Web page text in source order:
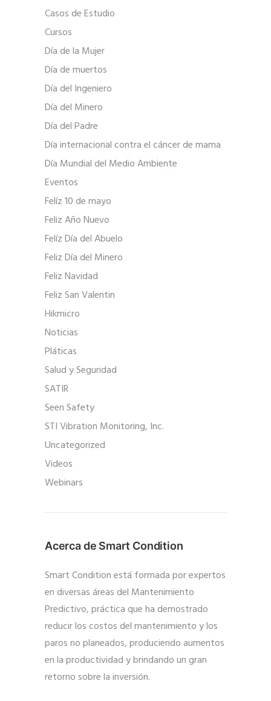
Casos de Estudio
Cursos
Día de la Mujer
Día de muertos
Día del Ingeniero
Día del Minero
Día del Padre
Día internacional contra el cáncer de mama
Día Mundial del Medio Ambiente
Eventos
Felíz 10 de mayo
Feliz Año Nuevo
Felíz Día del Abuelo
Feliz Día del Minero
Feliz Navidad
Feliz San Valentin
Hikmicro
Noticias
Pláticas
Salud y Seguridad
SATIR
Seen Safety
STI Vibration Monitoring, Inc.
Uncategorized
Videos
Webinars
Acerca de Smart Condition
Smart Condition está formada por expertos
en diversas áreas del Mantenimiento
Predictivo, práctica que ha demostrado
reducir los costos del mantenimiento y los
paros no planeados, produciendo aumentos
en la productividad y brindando un gran
retorno sobre la inversión.